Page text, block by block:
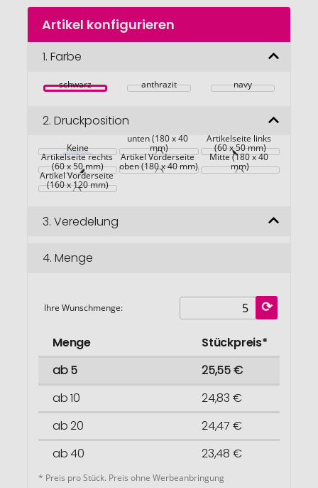
Zum
Anfang
Bildgalerie
Artikel konfigurieren
1. Farbe
schwarz anthrazit navy
2. Druckposition
Keine
unten (180 x 40
mm)
Artikelseite links
(60 x 50 mm)
Artikelseite rechts
(60 x 50 mm)
Artikel Vorderseite
oben (180 x 40 mm)
Artikel Vorderseite
Mitte (180 x 40
mm)
Artikel Vorderseite
(160 x 120 mm)
3. Veredelung
4. Menge
Ihre Wunschmenge:
Menge
Stückpreis*
ab 5
25,55 €
ab 10
24,83 €
ab 20
24,47 €
ab 40
23,48 €
* Preis pro Stück. Preis ohne Werbeanbringung